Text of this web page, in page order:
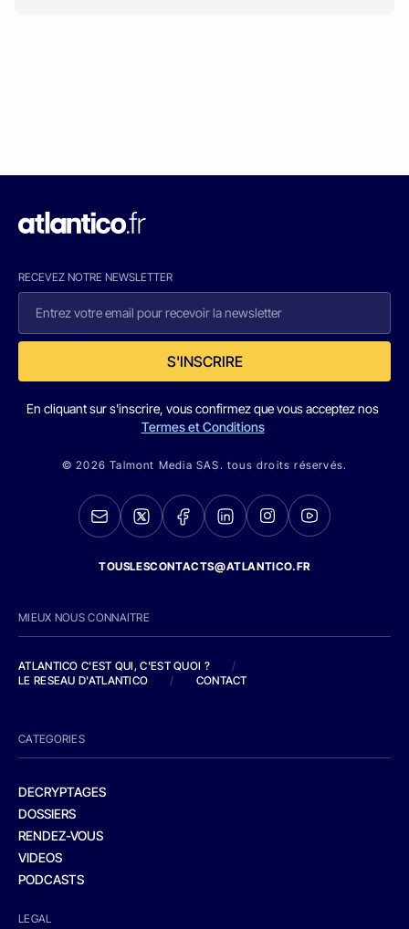
RECEVEZ NOTRE NEWSLETTER
S'INSCRIRE
En cliquant sur s'inscrire, vous confirmez que vous acceptez nos
Termes et Conditions
© 2026 Talmont Media SAS. tous droits réservés.
TOUSLESCONTACTS@ATLANTICO.FR
MIEUX NOUS CONNAITRE
ATLANTICO C'EST QUI, C'EST QUOI ?
/
LE RESEAU D'ATLANTICO
/ CONTACT
CATEGORIES
DECRYPTAGES
DOSSIERS
RENDEZ-VOUS
VIDEOS
PODCASTS
LEGAL